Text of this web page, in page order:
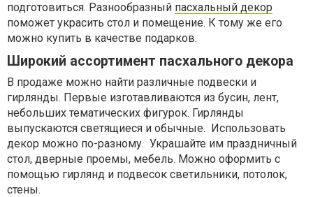
подготовиться. Разнообразный пасхальный декор
поможет украсить стол и помещение. К тому же его
можно купить в качестве подарков.
Широкий ассортимент пасхального декора
В продаже можно найти различные подвески и
гирлянды. Первые изготавливаются из бусин, лент,
небольших тематических фигурок. Гирлянды
выпускаются светящиеся и обычные. Использовать
декор можно по-разному. Украшайте им праздничный
стол, дверные проемы, мебель. Можно оформить с
помощью гирлянд и подвесок светильники, потолок,
стены.